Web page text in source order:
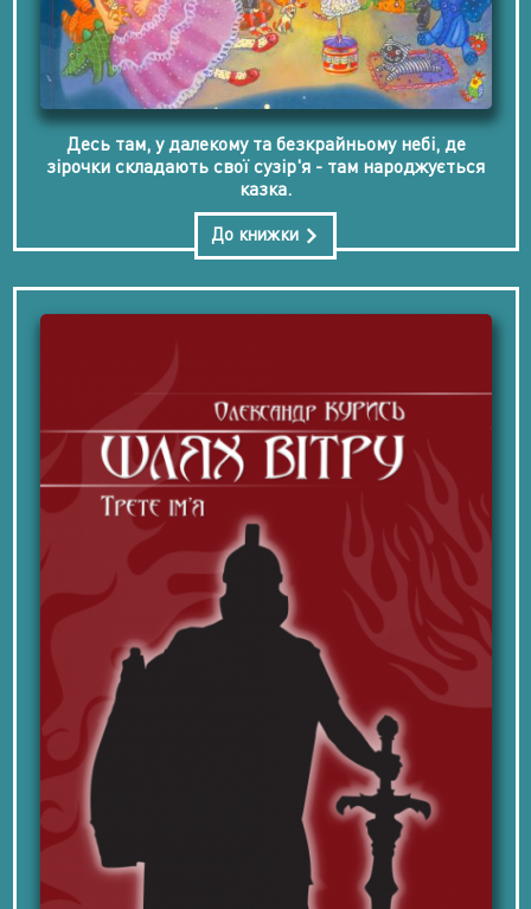
Десь там, у далекому та безкрайньому небі, де
зірочки складають свої сузір'я - там народжується
казка.
До книжки